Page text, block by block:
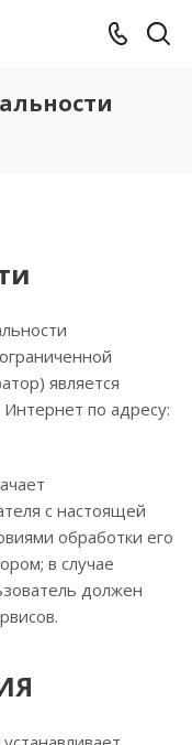
является
по адресу:
с настоящей
обработки его
в случае
должен